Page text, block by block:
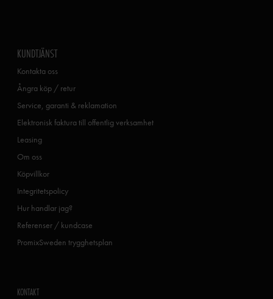
KUNDTJÄNST
Kontakta oss
Ångra köp / retur
Service, garanti & reklamation
Elektronisk faktura till offentlig verksamhet
Leasing
Om oss
Köpvillkor
Integritetspolicy
Hur handlar jag?
Referenser / kundcase
PromixSweden trygghetsplan
KONTAKT